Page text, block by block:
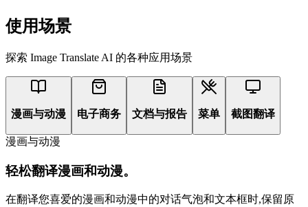
使用场景
探索 Image Translate AI 的各种应用场景
漫画与动漫 电子商务 文档与报告 菜单 截图翻译
漫画与动漫
轻松翻译漫画和动漫。
在翻译您喜爱的漫画和动漫中的对话气泡和文本框时,保留原